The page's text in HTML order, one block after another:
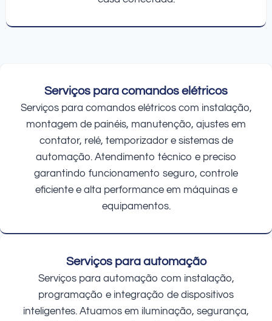
Serviços para comandos elétricos
Serviços para comandos elétricos com instalação,
montagem de painéis, manutenção, ajustes em
contator, relé, temporizador e sistemas de
automação. Atendimento técnico e preciso
garantindo funcionamento seguro, controle
eficiente e alta performance em máquinas e
equipamentos.
Serviços para automação
Serviços para automação com instalação,
programação e integração de dispositivos
inteligentes. Atuamos em iluminação, segurança,